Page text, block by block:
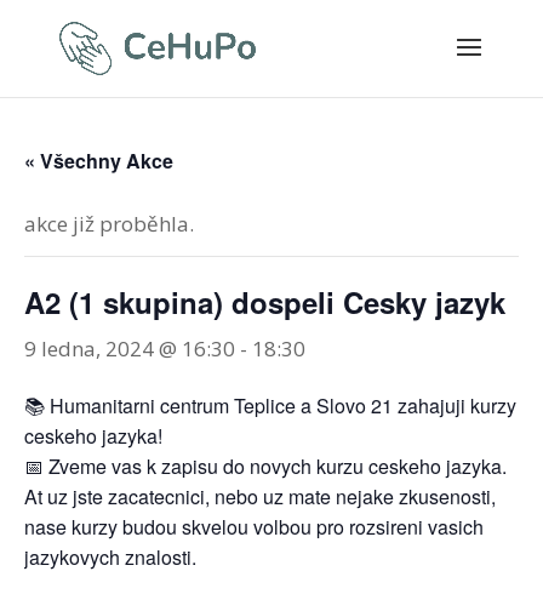
« Všechny Akce
akce již proběhla.
A2 (1 skupina) dospeli Cesky jazyk
9 ledna, 2024 @ 16:30 - 18:30
📚 Humanitarni centrum Teplice a Slovo 21 zahajuji kurzy
ceskeho jazyka!
📅 Zveme vas k zapisu do novych kurzu ceskeho jazyka.
At uz jste zacatecnici, nebo uz mate nejake zkusenosti,
nase kurzy budou skvelou volbou pro rozsireni vasich
jazykovych znalosti.